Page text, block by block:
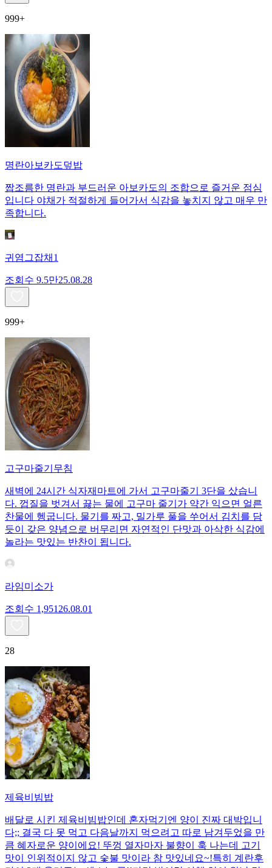
999+
명란아보카도덮밥
짭조름한 명란과 부드러운 아보카도의 조합으로 즐거운 점심
입니다 야채가 적절하게 들어가서 식감을 놓치지 않고 매우 만
족합니다.
귀염그잡채1
조회수 9.5만25.08.28
999+
고구마줄기무침
새벽에 24시간 식자재마트에 가서 고구마줄기 3단을 샀습니
다. 껍질을 벗겨서 끓는 물에 고구마 줄기가 약간 익으면 얼른
찬물에 헹굽니다. 물기를 짜고, 밀가루 풀을 쑤어서 김치를 담
듯이 갖은 양념으로 버무리면 자연적인 단맛과 아삭한 식감에
놀라는 맛있는 반찬이 됩니다.
라임미소가
조회수 1,951 26.08.01
28
제육비빔밥
배달로 시킨 제육비빔밥인데 혼자먹기엔 양이 진짜 대박입니
다;; 결국 다 못 먹고 다음날까지 먹으려고 따로 남겨두었을 만
큼 혜자로운 양이에요! 뚜껑 열자마자 불향이 훅 나는데 고기
맛이 인위적이지 않고 숯불 맛이라 참 맛있네요~!특히 계란후